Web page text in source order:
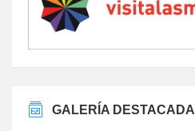
GALERÍA DESTACADA